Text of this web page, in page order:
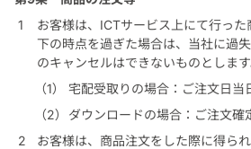
お客様は、ICTサービス上にて行っ
下の時点を過ぎた場合は、当社に過
のキャンセルはできないものとします
宅配受取りの場合：ご注文日
ダウンロードの場合：ご注文確
お客様は、商品注文をした際に得ら